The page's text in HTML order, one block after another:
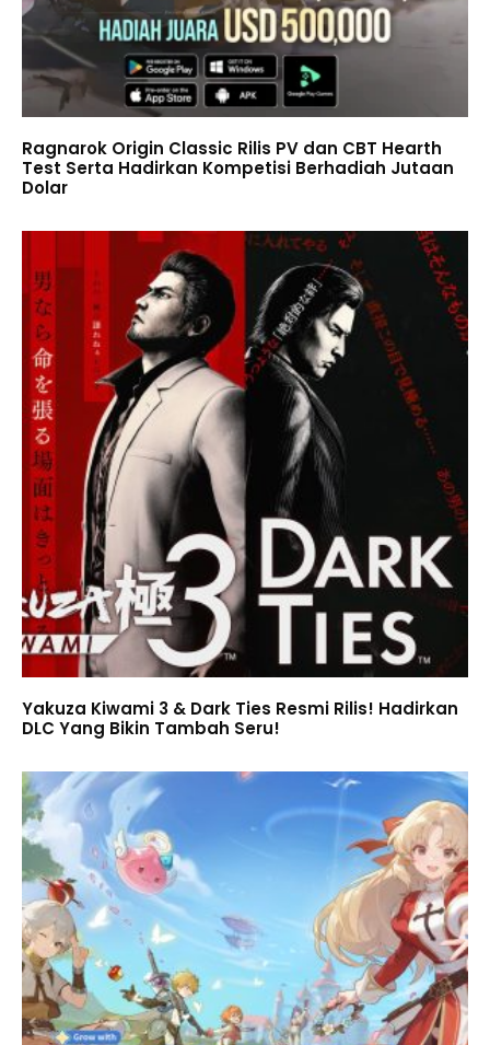
Ragnarok Origin Classic Rilis PV dan CBT Hearth
Test Serta Hadirkan Kompetisi Berhadiah Jutaan
Dolar
Yakuza Kiwami 3 & Dark Ties Resmi Rilis! Hadirkan
DLC Yang Bikin Tambah Seru!